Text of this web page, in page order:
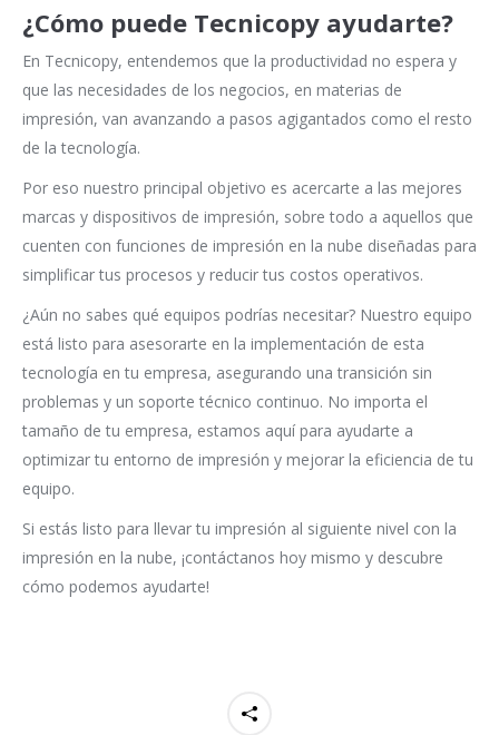
¿Cómo puede Tecnicopy ayudarte?
En Tecnicopy, entendemos que la productividad no espera y
que las necesidades de los negocios, en materias de
impresión, van avanzando a pasos agigantados como el resto
de la tecnología.
Por eso nuestro principal objetivo es acercarte a las mejores
marcas y dispositivos de impresión, sobre todo a aquellos que
cuenten con funciones de impresión en la nube diseñadas para
simplificar tus procesos y reducir tus costos operativos.
¿Aún no sabes qué equipos podrías necesitar? Nuestro equipo
está listo para asesorarte en la implementación de esta
tecnología en tu empresa, asegurando una transición sin
problemas y un soporte técnico continuo. No importa el
tamaño de tu empresa, estamos aquí para ayudarte a
optimizar tu entorno de impresión y mejorar la eficiencia de tu
equipo.
Si estás listo para llevar tu impresión al siguiente nivel con la
impresión en la nube, ¡contáctanos hoy mismo y descubre
cómo podemos ayudarte!